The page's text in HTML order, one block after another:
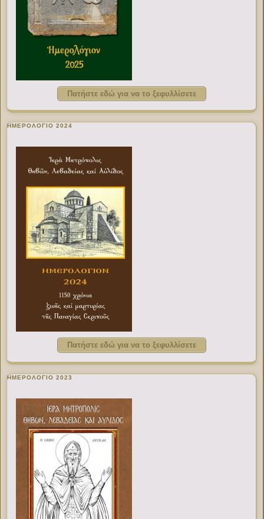
Πατήστε εδώ για να το ξεφυλλίσετε
ΗΜΕΡΟΛΟΓΙΟ 2024
Πατήστε εδώ για να το ξεφυλλίσετε
ΗΜΕΡΟΛΟΓΙΟ 2023